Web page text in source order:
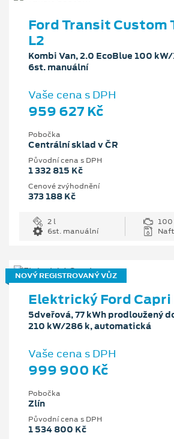
Ford Transit Custom
L2
Kombi Van, 2.0 EcoBlue 100
6st. manuální
Vaše cena s DPH
959 627 Kč
Pobočka
Centrální sklad v ČR
Původní cena s DPH
1 332 815 Kč
Cenové zvýhodnění
373 188 Kč
2 l
100
6st. manuální
NOVÝ REGISTROVANÝ VŮZ
Elektrický Ford
5dveřová, 77 kWh prodloužený
210 kW/286 k, automatická
Vaše cena s DPH
999 900 Kč
Pobočka
Zlín
Původní cena s DPH
1 534 800 Kč